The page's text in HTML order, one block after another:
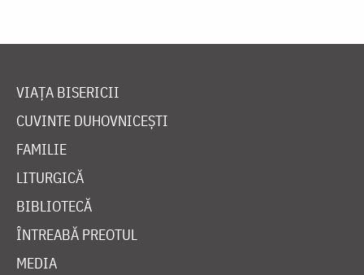
VIAȚA BISERICII
CUVINTE DUHOVNICEȘTI
FAMILIE
LITURGICĂ
BIBLIOTECĂ
ÎNTREABĂ PREOTUL
MEDIA